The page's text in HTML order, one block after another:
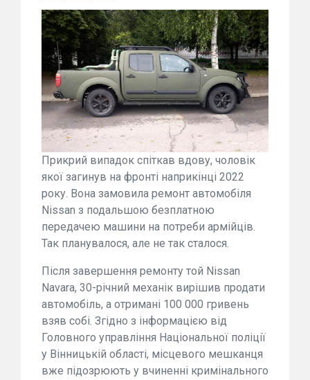
Прикрий випадок спіткав вдову, чоловік
якої загинув на фронті наприкінці 2022
року. Вона замовила ремонт автомобіля
Nissan з подальшою безплатною
передачею машини на потреби армійців.
Так планувалося, але не так сталося.
Після завершення ремонту той Nissan
Navara, 30-річний механік вирішив продати
автомобіль, а отримані 100 000 гривень
взяв собі. Згідно з інформацією від
Головного управління Національної поліції
у Вінницькій області, місцевого мешканця
вже підозрюють у вчиненні кримінального